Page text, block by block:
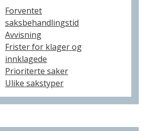
Forventet
saksbehandlingstid
Avvisning
Frister for klager og
innklagede
Prioriterte saker
Ulike sakstyper